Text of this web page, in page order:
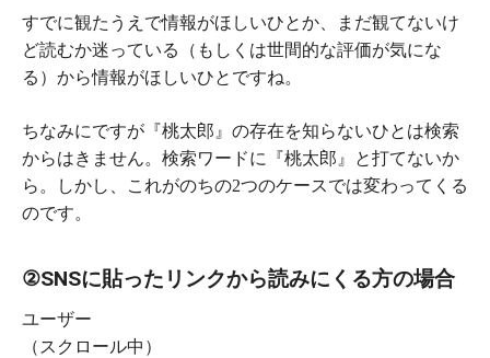
すでに観たうえで情報がほしいひとか、まだ観てないけ
ど読むか迷っている（もしくは世間的な評価が気にな
る）から情報がほしいひとですね。
ちなみにですが『桃太郎』の存在を知らないひとは検索
からはきません。検索ワードに『桃太郎』と打てないか
ら。しかし、これがのちの2つのケースでは変わってくる
のです。
②SNSに貼ったリンクから読みにくる方の場合
ユーザー
（スクロール中）